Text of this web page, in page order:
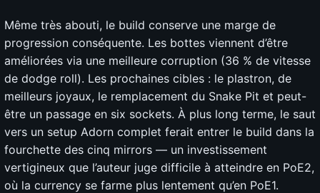
Même très abouti, le build conserve une marge de
progression conséquente. Les bottes viennent d’être
améliorées via une meilleure corruption (36 % de vitesse
de dodge roll). Les prochaines cibles : le plastron, de
meilleurs joyaux, le remplacement du Snake Pit et peut-
être un passage en six sockets. À plus long terme, le saut
vers un setup Adorn complet ferait entrer le build dans la
fourchette des cinq mirrors — un investissement
vertigineux que l’auteur juge difficile à atteindre en PoE2,
où la currency se farme plus lentement qu’en PoE1.